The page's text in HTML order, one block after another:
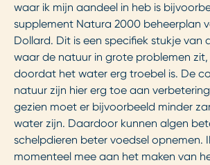
waar ik mijn aandeel in heb is
supplement Natura 2000 beheerplan
Dollard. Dit is een specifiek stukje van
waar de natuur in grote problemen
doordat het water erg troebel is. De
natuur zijn hier erg toe aan
gezien moet er bijvoorbeeld minder
water zijn. Daardoor kunnen algen
schelpdieren beter voedsel opnemen.
momenteel mee aan het maken van